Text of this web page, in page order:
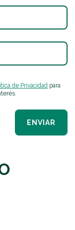
de Privacidad para
ENVIAR